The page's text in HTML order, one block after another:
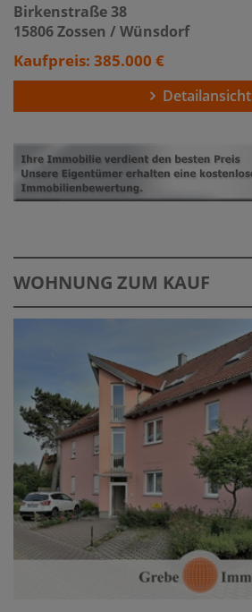
Birkenstraße 38
15806 Zossen / Wünsdorf
Kaufpreis: 385.000 €
Detailansicht
WOHNUNG ZUM KAUF